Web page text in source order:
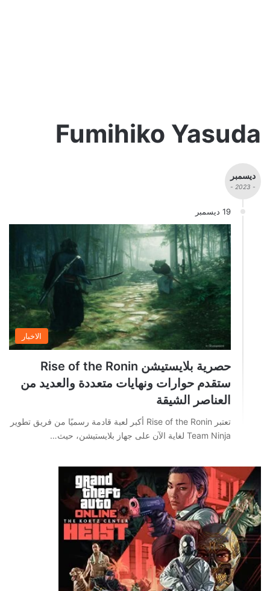
Fumihiko Yasuda
ديسمبر
- 2023 -
19 ديسمبر
الاخبار
حصرية بلايستيشن Rise of the Ronin
ستقدم حوارات ونهايات متعددة والعديد من
العناصر الشيقة
تعتبر Rise of the Ronin أكبر لعبة قادمة رسميًا من فريق تطوير
Team Ninja لغاية الآن على جهاز بلايستيشن، حيث…